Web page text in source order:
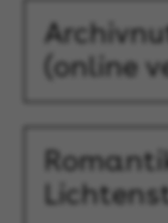
(online